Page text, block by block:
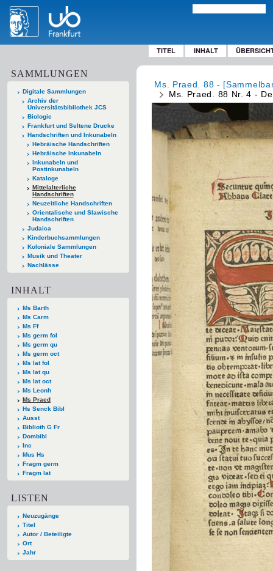
TITEL INHALT
SAMMLUNGEN
Digitale Sammlungen
Archiv der
Universitätsbibliothek JCS
Biologie
Frankfurt und Seltene Drucke
Handschriften und Inkunabeln
Hebräische Handschriften
Hebräische Inkunabeln
Inkunabeln und
Postinkunabeln
Kataloge
Mittelalterliche
Handschriften
Neuzeitliche Handschriften
Orientalische und Slawische
Handschriften
Judaica
Kinderbuchsammlungen
Koloniale Sammlungen
Musik und Theater
Nachlässe
INHALT
Ms Barth
Ms Carm
Ms Ff
Ms germ fol
Ms germ qu
Ms germ oct
Ms lat fol
Ms lat qu
Ms lat oct
Ms Leonh
Ms Praed
Hs Senck Bibl
Ausst
Biblioth G Fr
Dombibl
Inc
Mus Hs
Fragm germ
Fragm lat
LISTEN
Neuzugänge
Titel
Autor / Beteiligte
Ort
Jahr
Ms. Praed. 88 -
Ms. Praed. 88 Nr. 4 -